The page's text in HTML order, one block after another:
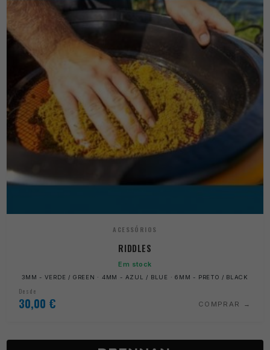
ACESSÓRIOS
RIDDLES
Em stock
3MM - VERDE / GREEN · 4MM - AZUL / BLUE · 6MM - PRETO / BLACK
Desde
30,00 € COMPRAR